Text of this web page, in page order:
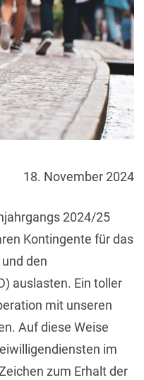
18. November 2024
2024/25
Kontingente für das
den
auslasten. Ein toller
mit unseren
Auf diese Weise
im
zum Erhalt der